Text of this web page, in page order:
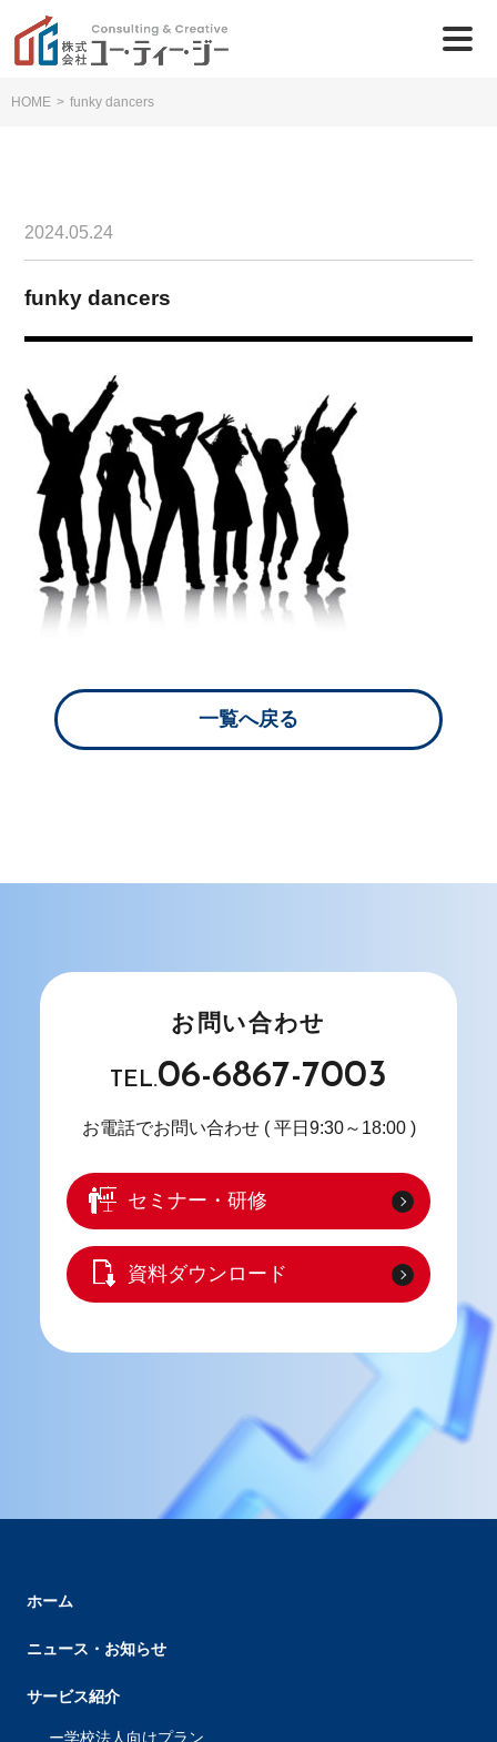
HOME > funky dancers
2024.05.24
funky dancers
一覧へ戻る
お問い合わせ
TEL.06-6867-7003
お電話でお問い合わせ ( 平日9:30～18:00 )
セミナー・研修
資料ダウンロード
ホーム
ニュース・お知らせ
サービス紹介
学校法人向けプラン